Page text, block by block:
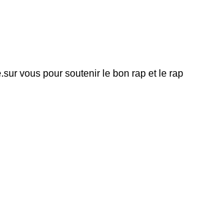
vous pour soutenir le bon rap et le rap